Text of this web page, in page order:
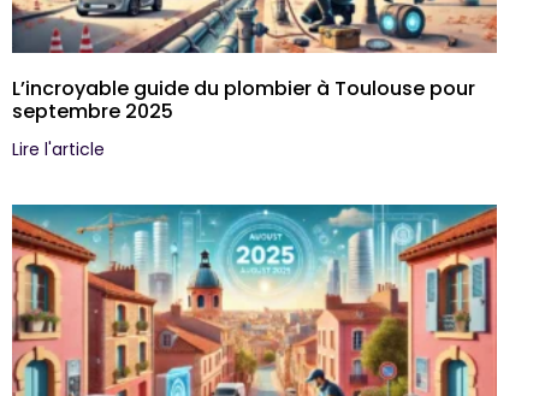
L’incroyable guide du plombier à Toulouse pour
septembre 2025
Lire l'article